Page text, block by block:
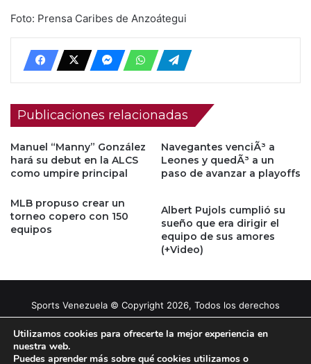
Foto: Prensa Caribes de Anzoátegui
Publicaciones relacionadas
Manuel “Manny” González
hará su debut en la ALCS
como umpire principal
Navegantes venciÃ³ a
Leones y quedÃ³ a un
paso de avanzar a playoffs
MLB propuso crear un
torneo copero con 150
equipos
Albert Pujols cumplió su
sueño que era dirigir el
equipo de sus amores
(+Video)
Sports Venezuela © Copyright 2026, Todos los derechos
Facebook
X YouTubeInstagram
Utilizamos cookies para ofrecerte la mejor experiencia en
nuestra web.
Puedes aprender más sobre qué cookies utilizamos o